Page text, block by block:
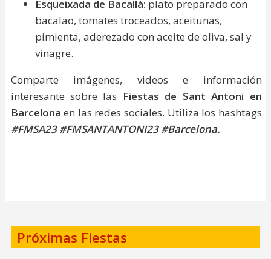
Esqueixada de Bacallà: plato preparado con
bacalao, tomates troceados, aceitunas,
pimienta, aderezado con aceite de oliva, sal y
vinagre.
Comparte imágenes, videos e información
interesante sobre las Fiestas de Sant Antoni en
Barcelona en las redes sociales. Utiliza los hashtags
#FMSA23 #FMSANTANTONI23 #Barcelona.
Próximas Fiestas